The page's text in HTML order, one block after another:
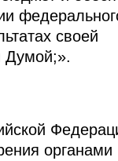
своей
Думой;».
органами